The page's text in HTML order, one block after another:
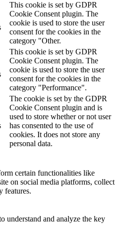
This cookie is set by GDPR
Cookie Consent plugin. The
cookie is used to store the user
consent for the cookies in the
category "Other.
This cookie is set by GDPR
Cookie Consent plugin. The
cookie is used to store the user
consent for the cookies in the
category "Performance".
The cookie is set by the GDPR
Cookie Consent plugin and is
used to store whether or not user
has consented to the use of
cookies. It does not store any
personal data.
certain functionalities like
on social media platforms, collect
features.
understand and analyze the key